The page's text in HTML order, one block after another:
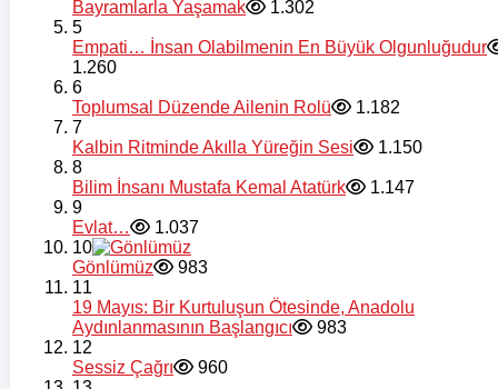
Bayramlarla Yaşamak
1.302
5
Empati… İnsan Olabilmenin En Büyük Olgunluğudur
1.260
6
Toplumsal Düzende Ailenin Rolü
1.182
7
Kalbin Ritminde Akılla Yüreğin Sesi
1.150
8
Bilim İnsanı Mustafa Kemal Atatürk
1.147
9
Evlat…
1.037
10
Gönlümüz
983
11
19 Mayıs: Bir Kurtuluşun Ötesinde, Anadolu
Aydınlanmasının Başlangıcı
983
12
Sessiz Çağrı
960